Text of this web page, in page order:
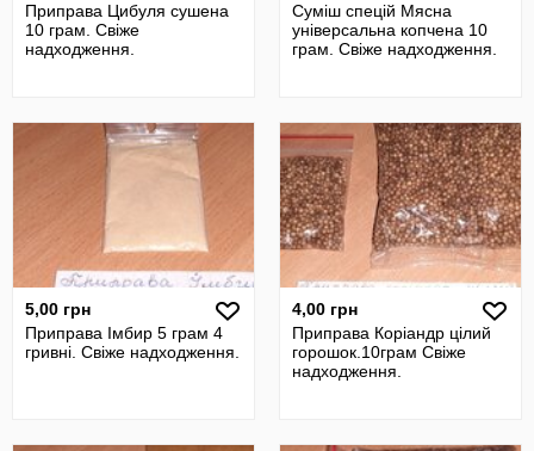
Приправа Цибуля сушена
10 грам. Свіже
надходження.
Суміш спецій Мясна
універсальна копчена 10
грам. Свіже надходження.
5,00 грн
Приправа Імбир 5 грам 4
гривні. Свіже надходження.
4,00 грн
Приправа Коріандр цілий
горошок.10грам Свіже
надходження.